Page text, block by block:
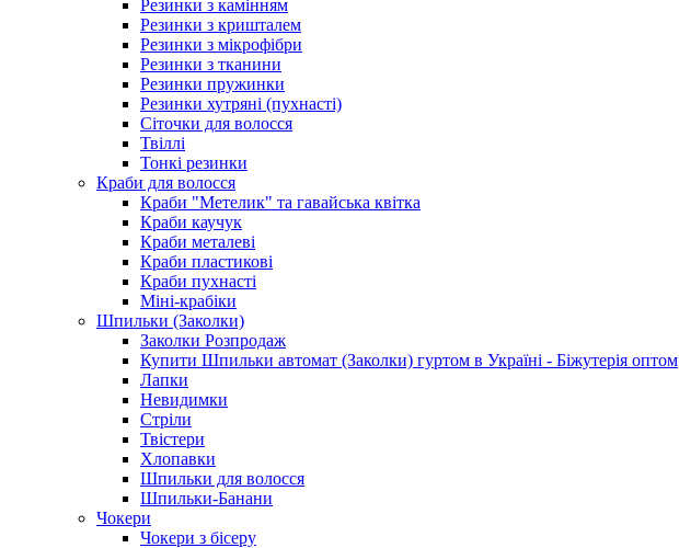
Резинки з камінням
Резинки з кришталем
Резинки з мікрофібри
Резинки з тканини
Резинки пружинки
Резинки хутряні (пухнасті)
Сіточки для волосся
Твіллі
Тонкі резинки
Краби для волосся
Краби "Метелик" та гавайська квітка
Краби каучук
Краби металеві
Краби пластикові
Краби пухнасті
Міні-крабіки
Шпильки (Заколки)
Заколки Розпродаж
Купити Шпильки автомат (Заколки) гуртом в Україні - Біжутерія оптом
Лапки
Невидимки
Стріли
Твістери
Хлопавки
Шпильки для волосся
Шпильки-Банани
Чокери
Чокери з бісеру